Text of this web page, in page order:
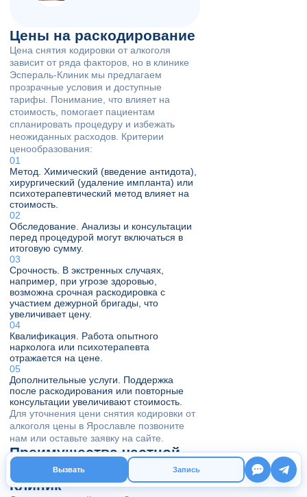
Цены на раскодирование
Цена снятия кодировки от алкоголя
зависит от ряда факторов, но в клинике
Эспераль-Клиник мы предлагаем
прозрачные условия и доступные
тарифы. Понимание, что влияет на
стоимость, помогает пациентам
спланировать процедуру и избежать
неожиданных расходов. Критерии
ценообразования:
Метод. Химический (введение антидота),
хирургический (удаление импланта) или
психотерапевтический метод влияет на
стоимость.
Обследование. Анализы и консультации
перед процедурой могут включаться в
итоговую сумму.
Срочность. В экстренных случаях,
например, при угрозе здоровью,
возможна срочная раскодировка с
участием дежурной бригады, что
увеличивает цену.
Квалификация. Работа опытного
нарколога или психотерапевта
отражается на цене.
Дополнительные услуги. Поддержка
после раскодирования или повторные
консультации увеличивают стоимость.
Для уточнения цени снятия кодировки от
алкоголя цены в Ярославле позвоните
нам или оставьте заявку на сайте.
Преимущества частной
клиники Эспераль-
Клиник
Вызвать Запись